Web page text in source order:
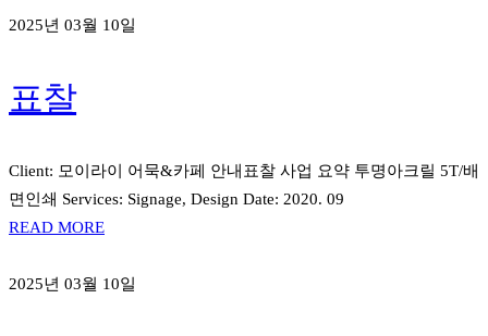
2025년 03월 10일
표찰
Client: 모이라이 어묵&카페 안내표찰 사업 요약 투명아크릴 5T/배
면인쇄 Services: Signage, Design Date: 2020. 09
READ MORE
2025년 03월 10일